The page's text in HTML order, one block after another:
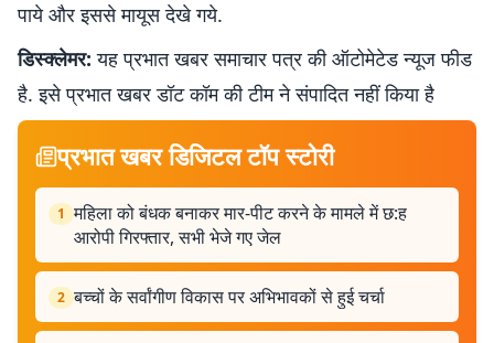
पाये और इससे मायूस देखे गये.
डिस्क्लेमर: यह प्रभात खबर समाचार पत्र की ऑटोमेटेड न्यूज फीड
है. इसे प्रभात खबर डॉट कॉम की टीम ने संपादित नहीं किया है
प्रभात खबर डिजिटल टॉप स्टोरी
1 महिला को बंधक बनाकर मार-पीट करने के मामले में छ:ह
आरोपी गिरफ्तार, सभी भेजे गए जेल
2 बच्चों के सर्वांगीण विकास पर अभिभावकों से हुई चर्चा